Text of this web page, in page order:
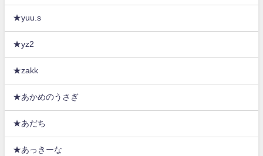
★yuu.s
★yz2
★zakk
★あかめのうさぎ
★あだち
★あっきーな